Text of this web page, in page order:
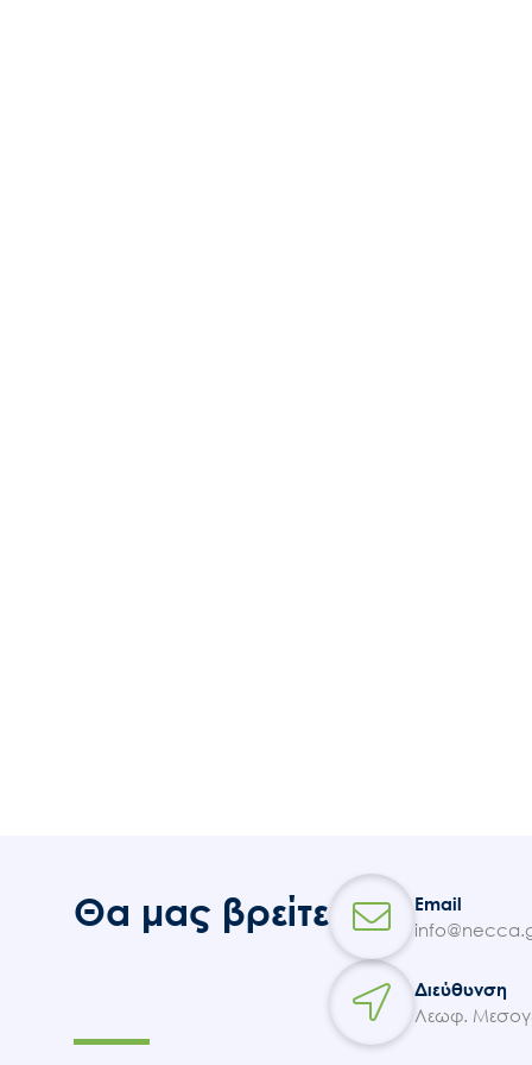
Θα μας βρείτε
Email
Διεύθυνση
Λεωφ.